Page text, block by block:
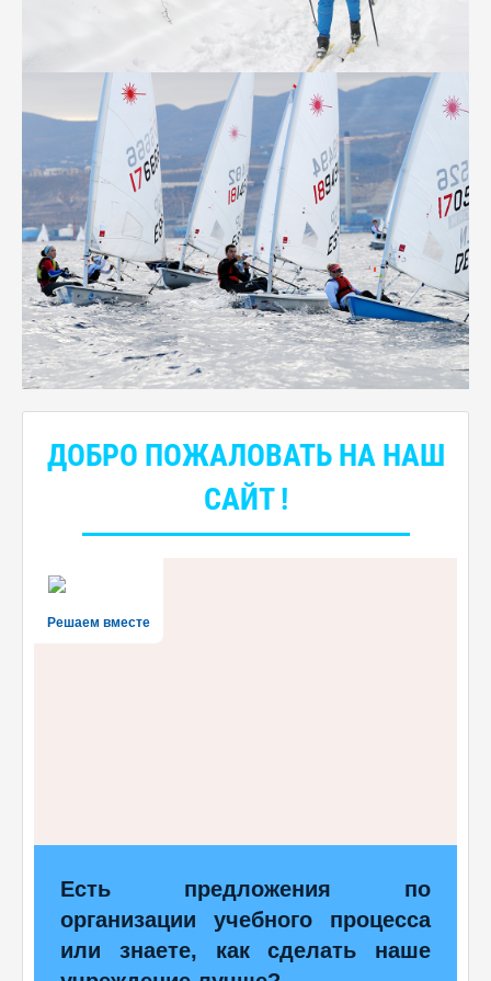
ДОБРО ПОЖАЛОВАТЬ НА НАШ
САЙТ !
Решаем вместе
Есть предложения по
организации учебного процесса
или знаете, как сделать наше